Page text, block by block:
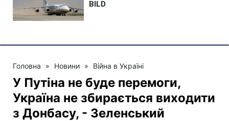
Головна » Новини » Війна в Україні
У Путіна не буде перемоги,
Україна не збирається виходити
з Донбасу, - Зеленський